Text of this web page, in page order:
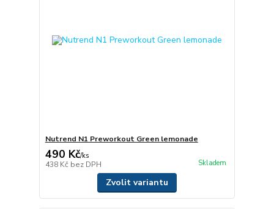
Nutrend N1 Preworkout Green lemonade
490 Kč/ks
438 Kč bez DPH Skladem
Zvolit variantu